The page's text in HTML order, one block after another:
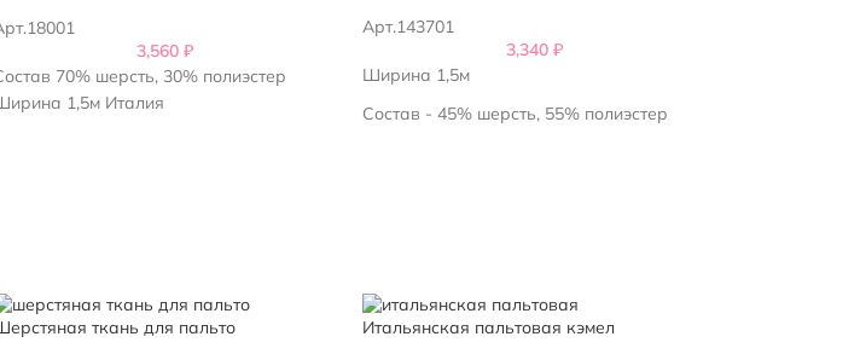
3,560₽
70% шерсть, 30% полиэстер
1,5м Италия
Арт.143701
3,340 ₽
Ширина 1,5м
Состав - 45% шерсть, 55% полиэстер
ткань для пальто Итальянская пальтовая кэмел